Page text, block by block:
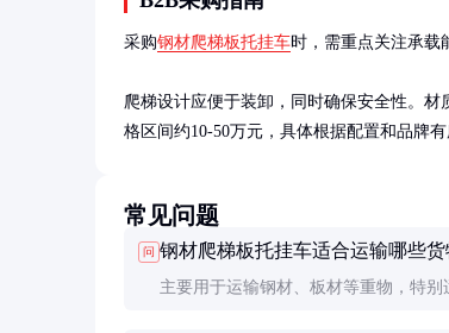
采购钢材爬梯板托挂车时，需重点关注承载
爬梯设计应便于装卸，同时确保安全性。
格区间约10-50万元，具体根据配置和品牌有
常见问题
问 钢材爬梯板托挂车适合运输哪些货
主要用于运输钢材、板材等重物，特别